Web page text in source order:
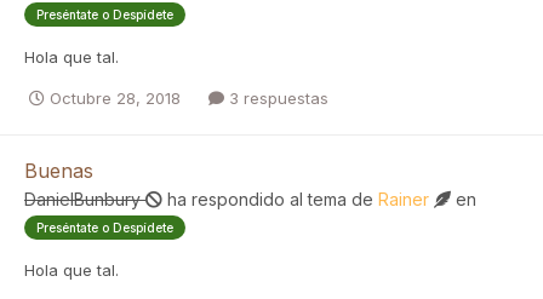
Preséntate o Despídete
Hola que tal.
Octubre 28, 2018 3 respuestas
Buenas
DanielBunbury ha respondido al tema de Rainer en
Preséntate o Despídete
Hola que tal.